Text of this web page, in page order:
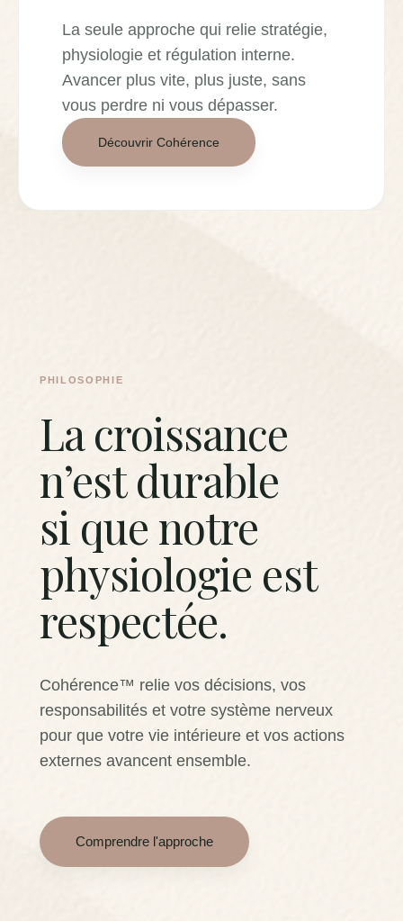
La seule approche qui relie stratégie,
physiologie et régulation interne.
Avancer plus vite, plus juste, sans
vous perdre ni vous dépasser.
Découvrir Cohérence
PHILOSOPHIE
La croissance
n’est durable
si que notre
physiologie est
respectée.
Cohérence™ relie vos décisions, vos
responsabilités et votre système nerveux
pour que votre vie intérieure et vos actions
externes avancent ensemble.
Comprendre l'approche